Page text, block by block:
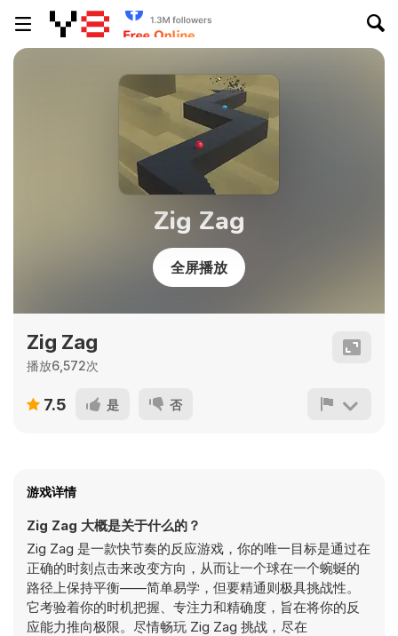
Zig Zag
全屏播放
Zig Zag
播放6,572次
7.5 是 否
游戏详情
Zig Zag 大概是关于什么的？
Zig Zag 是一款快节奏的反应游戏，你的唯一目标是通过在
正确的时刻点击来改变方向，从而让一个球在一个蜿蜒的
路径上保持平衡——简单易学，但要精通则极具挑战性。
它考验着你的时机把握、专注力和精确度，旨在将你的反
应能力推向极限。尽情畅玩 Zig Zag 挑战，尽在